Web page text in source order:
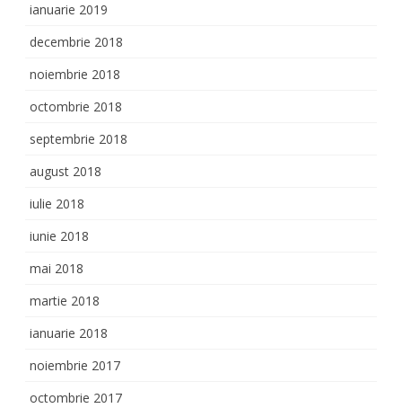
ianuarie 2019
decembrie 2018
noiembrie 2018
octombrie 2018
septembrie 2018
august 2018
iulie 2018
iunie 2018
mai 2018
martie 2018
ianuarie 2018
noiembrie 2017
octombrie 2017